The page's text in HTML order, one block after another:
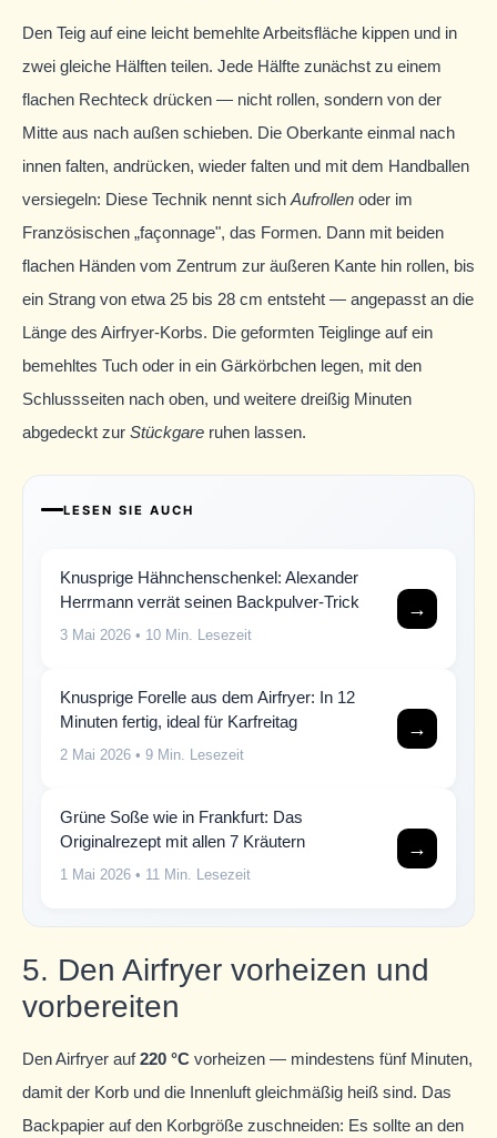
Den Teig auf eine leicht bemehlte Arbeitsfläche kippen und in
zwei gleiche Hälften teilen. Jede Hälfte zunächst zu einem
flachen Rechteck drücken — nicht rollen, sondern von der
Mitte aus nach außen schieben. Die Oberkante einmal nach
innen falten, andrücken, wieder falten und mit dem Handballen
versiegeln: Diese Technik nennt sich Aufrollen oder im
Französischen „façonnage", das Formen. Dann mit beiden
flachen Händen vom Zentrum zur äußeren Kante hin rollen, bis
ein Strang von etwa 25 bis 28 cm entsteht — angepasst an die
Länge des Airfryer-Korbs. Die geformten Teiglinge auf ein
bemehltes Tuch oder in ein Gärkörbchen legen, mit den
Schlussseiten nach oben, und weitere dreißig Minuten
abgedeckt zur Stückgare ruhen lassen.
LESEN SIE AUCH
Knusprige Hähnchenschenkel: Alexander
Herrmann verrät seinen Backpulver-Trick
3 Mai 2026 • 10 Min. Lesezeit
→
Knusprige Forelle aus dem Airfryer: In 12
Minuten fertig, ideal für Karfreitag
2 Mai 2026 • 9 Min. Lesezeit
→
Grüne Soße wie in Frankfurt: Das
Originalrezept mit allen 7 Kräutern
1 Mai 2026 • 11 Min. Lesezeit
→
5. Den Airfryer vorheizen und
vorbereiten
Den Airfryer auf220 °C vorheizen — mindestens fünf Minuten,
damit der Korb und die Innenluft gleichmäßig heiß sind. Das
Backpapier auf den Korbgröße zuschneiden: Es sollte an den